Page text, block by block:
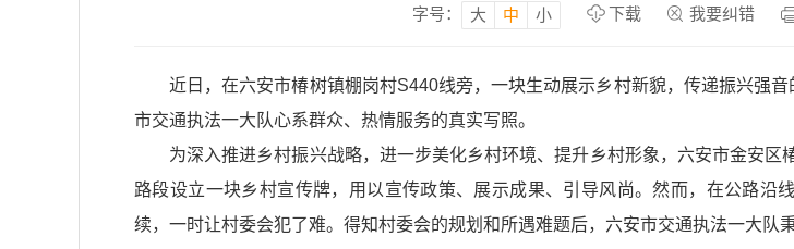
字号：
大 中 小 下载 我要纠错
近日，在六安市椿树镇棚岗村S440线旁，一块生动展示乡村新貌，传递振兴强
市交通执法一大队心系群众、热情服务的真实写照。
为深入推进乡村振兴战略，进一步美化乡村环境、提升乡村形象，六安市金安
路段设立一块乡村宣传牌，用以宣传政策、展示成果、引导风尚。然而，在公路
续，一时让村委会犯了难。得知村委会的规划和所遇难题后，六安市交通执法一大队